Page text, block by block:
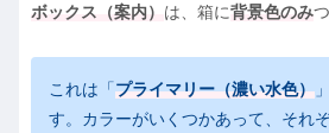
ボックス（案内） は、箱に背景色のみ
これは「プライマリー（濃い水色）
す。カラーがいくつかあって、それ